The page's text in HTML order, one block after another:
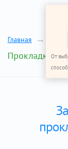
От
Главная
Прокладки